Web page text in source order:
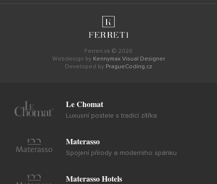
Ferreri.sk © 2026
Webdesign by Kennymax Visual Designer
Developed by PragueCoding.cz
Le Chomat
Luxusní postele s tradicí zítřka
Materasso
Spojení přírody a moderniho spánku
Materasso Hotels